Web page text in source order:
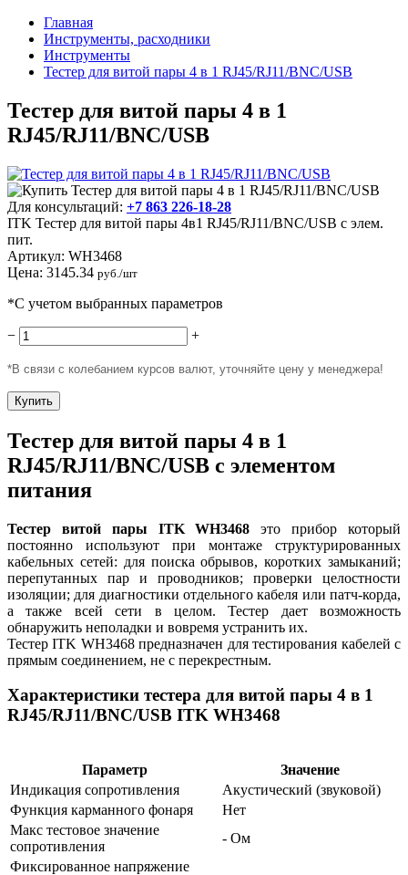
Главная
Инструменты, расходники
Инструменты
Тестер для витой пары 4 в 1 RJ45/RJ11/BNC/USB
Тестер для витой пары 4 в 1
RJ45/RJ11/BNC/USB
Для консультаций: +7 863 226-18-28
ITK Тестер для витой пары 4в1 RJ45/RJ11/BNC/USB с элем.
пит.
Артикул: WH3468
Цена: 3145.34 руб./шт
*С учетом выбранных параметров
− +
*В связи с колебанием курсов валют, уточняйте цену у менеджера!
Купить
Тестер для витой пары 4 в 1
RJ45/RJ11/BNC/USB с элементом
питания
Тестер витой пары ITK WH3468 это прибор который
постоянно используют при монтаже структурированных
кабельных сетей: для поиска обрывов, коротких замыканий;
перепутанных пар и проводников; проверки целостности
изоляции; для диагностики отдельного кабеля или патч-корда,
а также всей сети в целом. Тестер дает возможность
обнаружить неполадки и вовремя устранить их.
Тестер ITK WH3468 предназначен для тестирования кабелей с
прямым соединением, не с перекрестным.
Характеристики тестера для витой пары 4 в 1
RJ45/RJ11/BNC/USB ITK WH3468
Параметр
Значение
Индикация сопротивления
Акустический (звуковой)
Функция карманного фонаря
Нет
Макс тестовое значение
сопротивления
- Ом
Фиксированное напряжение